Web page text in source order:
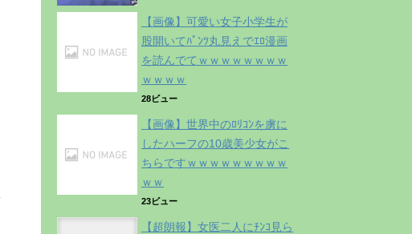
【画像】可愛い女子小学生が
股開いてﾊﾟﾝﾂ丸見えでｴﾛ漫画
を読んでてｗｗｗｗｗｗｗｗ
ｗｗｗｗ
28ビュー
【画像】世界中のﾛﾘｺﾝを虜に
したハーフの10歳美少女がこ
ちらですｗｗｗｗｗｗｗｗｗ
ｗｗ
23ビュー
【超朗報】女医二人にﾁﾝｺ見ら